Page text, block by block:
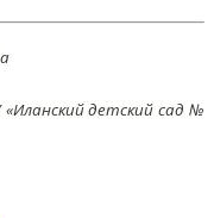
детский сад №